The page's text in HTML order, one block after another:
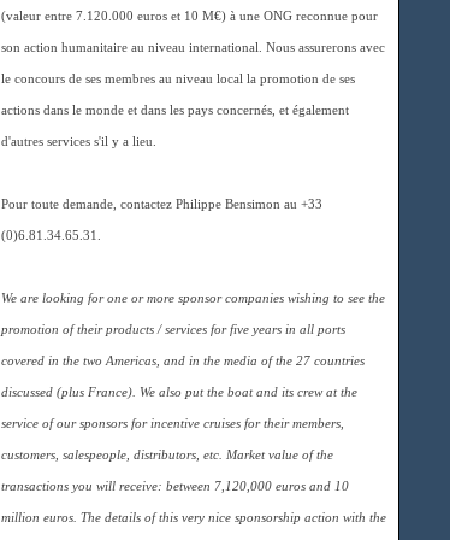
(valeur entre 7.120.000 euros et 10 M€) à une ONG reconnue pour
son action humanitaire au niveau international. Nous assurerons avec
le concours de ses membres au niveau local la promotion de ses
actions dans le monde et dans les pays concernés, et également
d'autres services s'il y a lieu.
Pour toute demande, contactez Philippe Bensimon au +33
(0)6.81.34.65.31.
We are looking for one or more sponsor companies wishing to see the
promotion of their products / services for five years in all ports
covered in the two Americas, and in the media of the 27 countries
discussed (plus France). We also put the boat and its crew at the
service of our sponsors for incentive cruises for their members,
customers, salespeople, distributors, etc. Market value of the
transactions you will receive: between 7,120,000 euros and 10
million euros. The details of this very nice sponsorship action with the